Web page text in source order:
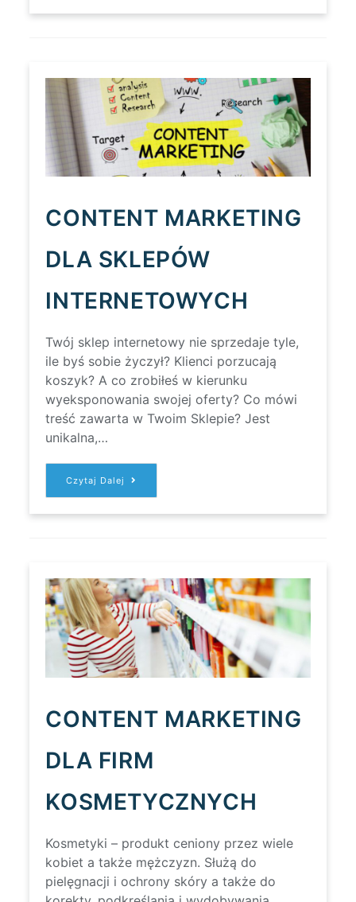
ZDROWIE,
CONTENT MARKETING
DLA SKLEPÓW
INTERNETOWYCH
Twój sklep internetowy nie sprzedaje tyle,
ile byś sobie życzył? Klienci porzucają
koszyk? A co zrobiłeś w kierunku
wyeksponowania swojej oferty? Co mówi
treść zawarta w Twoim Sklepie? Jest
unikalna,…
Czytaj Dalej
CONTENT
DLA
SKLEPÓW
CONTENT MARKETING
DLA FIRM
KOSMETYCZNYCH
Kosmetyki – produkt ceniony przez wiele
kobiet a także mężczyzn. Służą do
pielęgnacji i ochrony skóry a także do